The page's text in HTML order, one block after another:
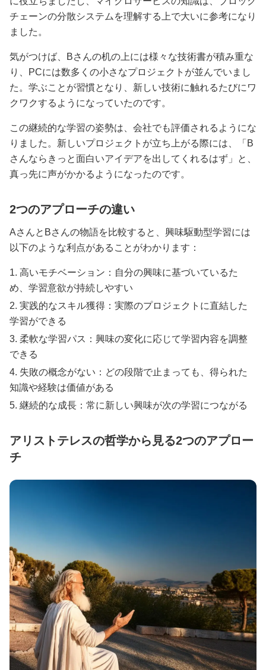
チェーンの分散システムを理解する上で大いに参考になり
ました。
気がつけば、Bさんの机の上には様々な技術書が積み重な
り、PCには数多くの小さなプロジェクトが並んでいまし
た。学ぶことが習慣となり、新しい技術に触れるたびにワ
クワクするようになっていたのです。
この継続的な学習の姿勢は、会社でも評価されるようにな
りました。新しいプロジェクトが立ち上がる際には、「B
さんならきっと面白いアイデアを出してくれるはず」と、
真っ先に声がかかるようになったのです。
2つのアプローチの違い
AさんとBさんの物語を比較すると、興味駆動型学習には
以下のような利点があることがわかります：
高いモチベーション：自分の興味に基づいているた
め、学習意欲が持続しやすい
実践的なスキル獲得：実際のプロジェクトに直結した
学習ができる
柔軟な学習パス：興味の変化に応じて学習内容を調整
できる
失敗の概念がない：どの段階で止まっても、得られた
知識や経験は価値がある
継続的な成長：常に新しい興味が次の学習につながる
アリストテレスの哲学から見る2つのアプロー
チ